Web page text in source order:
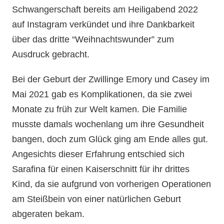
Schwangerschaft bereits am Heiligabend 2022
auf Instagram verkündet und ihre Dankbarkeit
über das dritte “Weihnachtswunder” zum
Ausdruck gebracht.
Bei der Geburt der Zwillinge Emory und Casey im
Mai 2021 gab es Komplikationen, da sie zwei
Monate zu früh zur Welt kamen. Die Familie
musste damals wochenlang um ihre Gesundheit
bangen, doch zum Glück ging am Ende alles gut.
Angesichts dieser Erfahrung entschied sich
Sarafina für einen Kaiserschnitt für ihr drittes
Kind, da sie aufgrund von vorherigen Operationen
am Steißbein von einer natürlichen Geburt
abgeraten bekam.